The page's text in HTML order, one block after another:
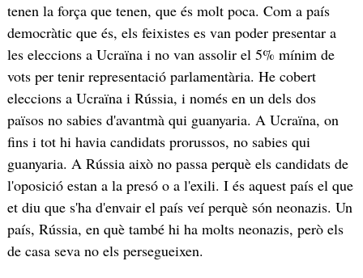
tenen la força que tenen, que és molt poca. Com a país
democràtic que és, els feixistes es van poder presentar a
les eleccions a Ucraïna i no van assolir el 5% mínim de
vots per tenir representació parlamentària. He cobert
eleccions a Ucraïna i Rússia, i només en un dels dos
països no sabies d'avantmà qui guanyaria. A Ucraïna, on
fins i tot hi havia candidats prorussos, no sabies qui
guanyaria. A Rússia això no passa perquè els candidats de
l'oposició estan a la presó o a l'exili. I és aquest país el que
et diu que s'ha d'envair el país veí perquè són neonazis. Un
país, Rússia, en què també hi ha molts neonazis, però els
de casa seva no els persegueixen.